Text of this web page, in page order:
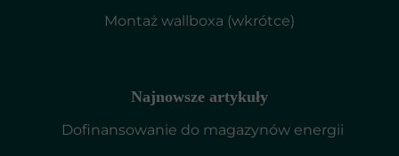
Najnowsze artykuły
Dofinansowanie do magazynów energii
Montaż wallboxa (wkrótce)